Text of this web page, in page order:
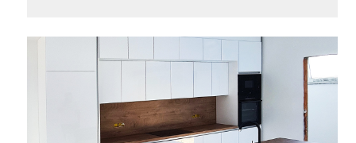
Pogledajte što je novo
u ponudi